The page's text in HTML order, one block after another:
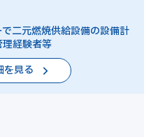
で二元燃焼供給設備の設備計
経験者等
を見る